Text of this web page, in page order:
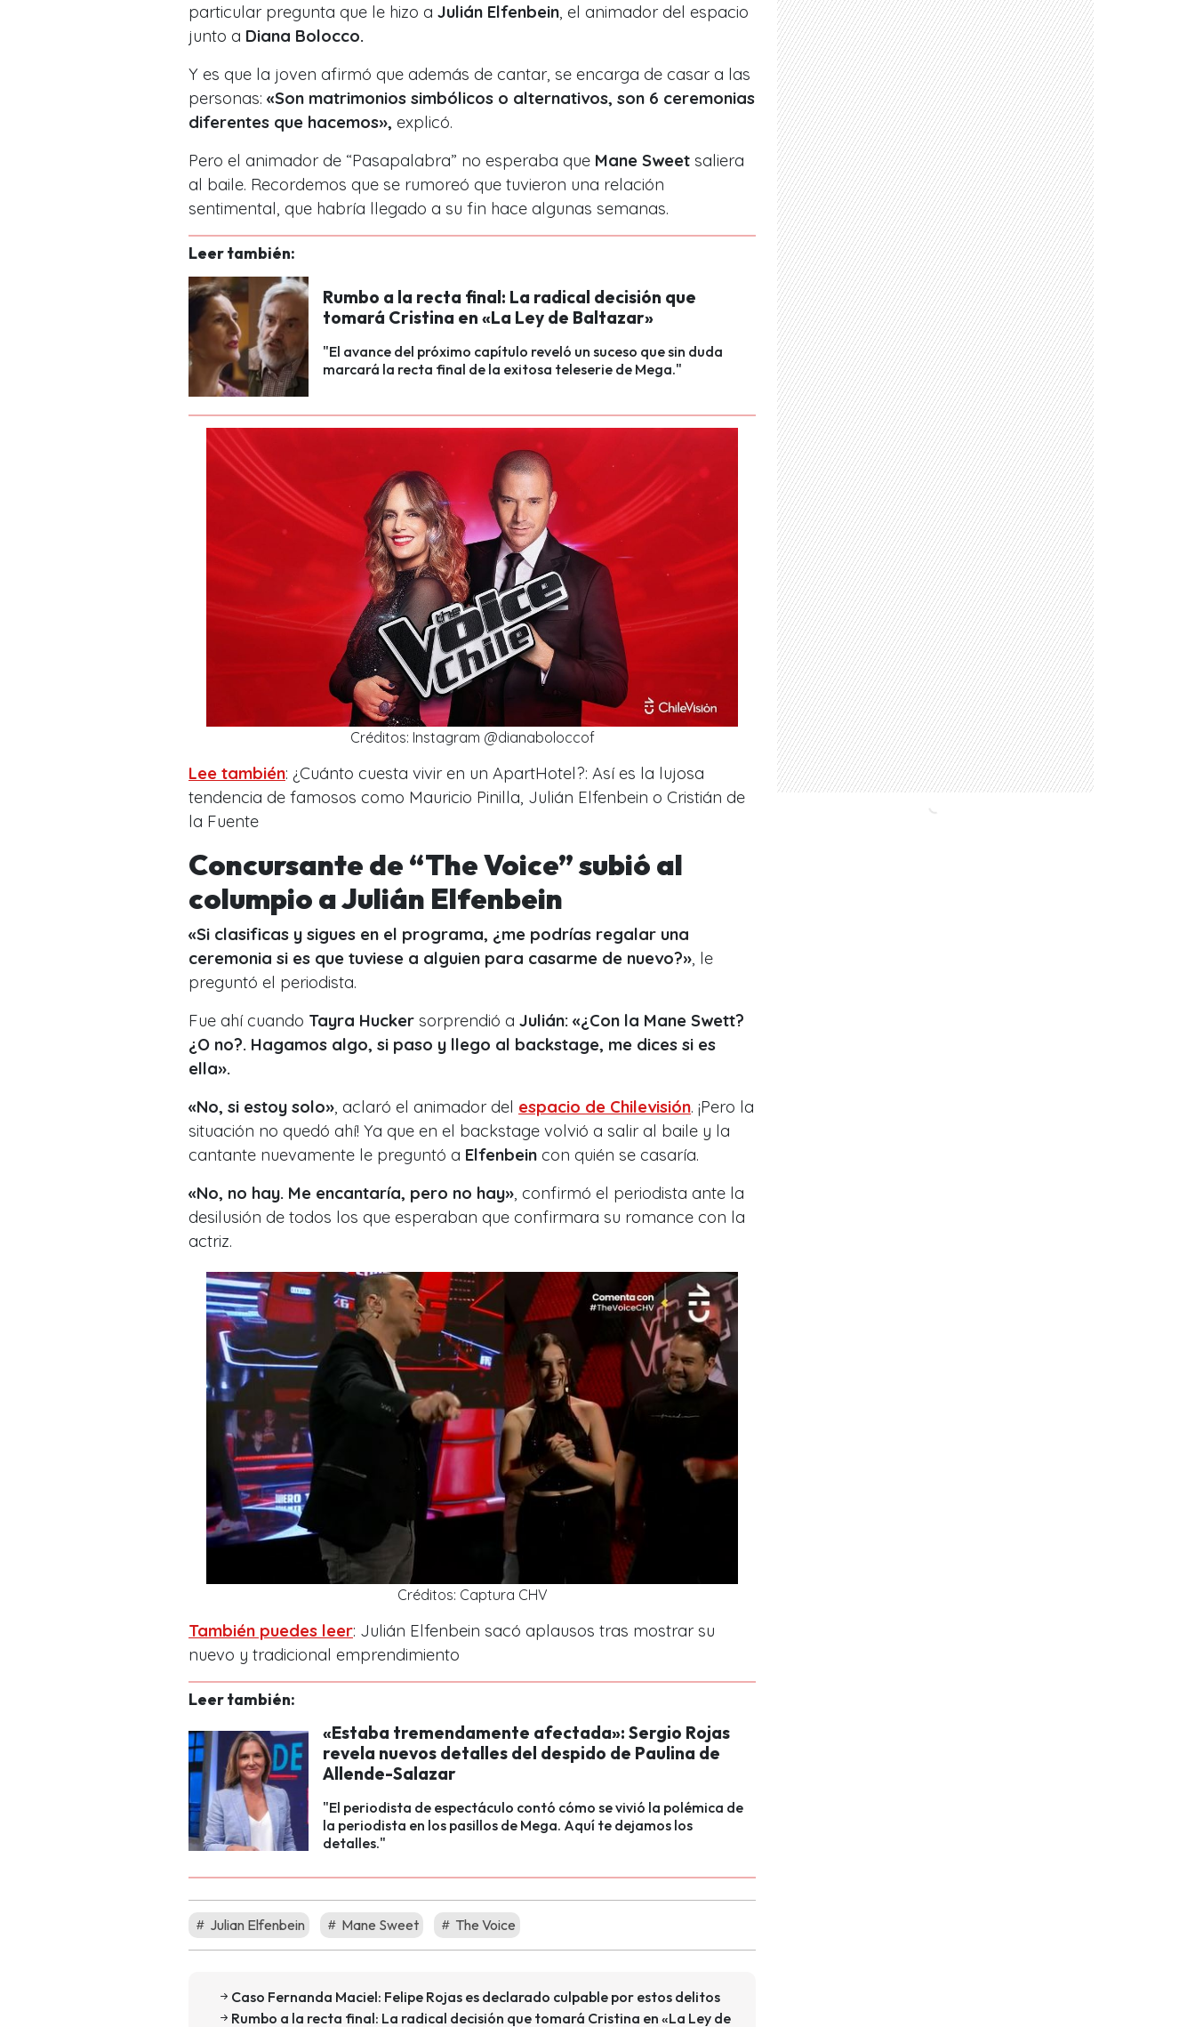
particular pregunta que le hizo a Julián Elfenbein , el animador del espacio
junto a Diana Bolocco.
Y es que la joven afirmó que además de cantar, se encarga de casar a las
personas: «Son matrimonios simbólicos o alternativos, son 6 ceremonias
diferentes que hacemos», explicó.
Pero el animador de “Pasapalabra” no esperaba que Mane Sweet saliera
al baile. Recordemos que se rumoreó que tuvieron una relación
sentimental, que habría llegado a su fin hace algunas semanas.
Leer también:
Rumbo a la recta final: La radical decisión que
tomará Cristina en «La Ley de Baltazar»
"El avance del próximo capítulo reveló un suceso que sin duda
marcará la recta final de la exitosa teleserie de Mega."
Créditos: Instagram @dianaboloccof
Lee también: ¿Cuánto cuesta vivir en un ApartHotel?: Así es la lujosa
tendencia de famosos como Mauricio Pinilla, Julián Elfenbein o Cristián de
la Fuente
Concursante de “The Voice” subió al
columpio a Julián Elfenbein
«Si clasificas y sigues en el programa, ¿me podrías regalar una
ceremonia si es que tuviese a alguien para casarme de nuevo?», le
preguntó el periodista.
Fue ahí cuando Tayra Hucker sorprendió a Julián: «¿Con la Mane Swett?
¿O no?. Hagamos algo, si paso y llego al backstage, me dices si es
ella».
«No, si estoy solo», aclaró el animador del espacio de Chilevisión. ¡Pero la
situación no quedó ahí! Ya que en el backstage volvió a salir al baile y la
cantante nuevamente le preguntó a Elfenbein con quién se casaría.
«No, no hay. Me encantaría, pero no hay», confirmó el periodista ante la
desilusión de todos los que esperaban que confirmara su romance con la
actriz.
Créditos: Captura CHV
También puedes leer: Julián Elfenbein sacó aplausos tras mostrar su
nuevo y tradicional emprendimiento
Leer también:
«Estaba tremendamente afectada»: Sergio Rojas
revela nuevos detalles del despido de Paulina de
Allende-Salazar
"El periodista de espectáculo contó cómo se vivió la polémica de
la periodista en los pasillos de Mega. Aquí te dejamos los
detalles."
Julian Elfenbein Mane Sweet The Voice
Caso Fernanda Maciel: Felipe Rojas es declarado culpable por estos delitos
Rumbo a la recta final: La radical decisión que tomará Cristina en «La Ley de